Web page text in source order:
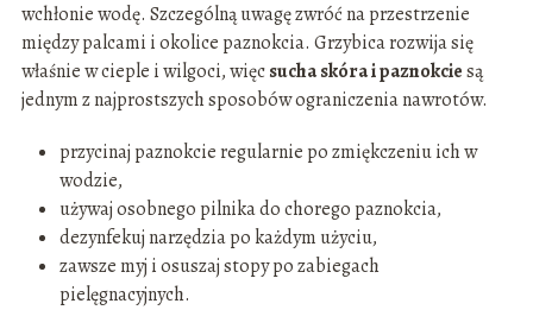
wchłonie wodę. Szczególną uwagę zwróć na przestrzenie
między palcami i okolice paznokcia. Grzybica rozwija się
właśnie w cieple i wilgoci, więcsucha skóra i paznokciesą
jednym z najprostszych sposobów ograniczenia nawrotów.
przycinaj paznokcie regularnie po zmiękczeniu ich w
wodzie,
używaj osobnego pilnika do chorego paznokcia,
dezynfekuj narzędzia po każdym użyciu,
zawsze myj i osuszaj stopy po zabiegach
pielęgnacyjnych.